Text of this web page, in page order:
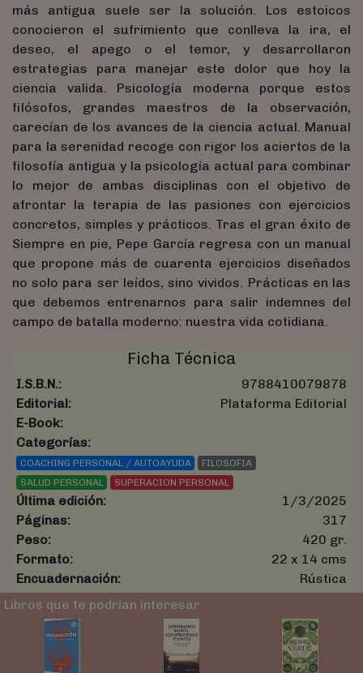
más antigua suele ser la solución. Los estoicos
conocieron el sufrimiento que conlleva la ira, el
deseo, el apego o el temor, y desarrollaron
estrategias para manejar este dolor que hoy la
ciencia valida. Psicología moderna porque estos
filósofos, grandes maestros de la observación,
carecían de los avances de la ciencia actual. Manual
para la serenidad recoge con rigor los aciertos de la
filosofía antigua y la psicología actual para combinar
lo mejor de ambas disciplinas con el objetivo de
afrontar la terapia de las pasiones con ejercicios
concretos, simples y prácticos. Tras el gran éxito de
Siempre en pie, Pepe García regresa con un manual
que propone más de cuarenta ejercicios diseñados
no solo para ser leídos, sino vividos. Prácticas en las
que debemos entrenarnos para salir indemnes del
campo de batalla moderno: nuestra vida cotidiana.
Ficha Técnica
I.S.B.N.:
9788410079878
Editorial:
Plataforma Editorial
E-Book:
Categorías:
COACHING PERSONAL / AUTOAYUDA
FILOSOFIA
SALUD PERSONAL
SUPERACION PERSONAL
Última edición:
1/3/2025
Páginas:
317
Peso:
420 gr.
Formato:
22 x 14 cms
Encuadernación:
Rústica
Libros que te podrían interesar